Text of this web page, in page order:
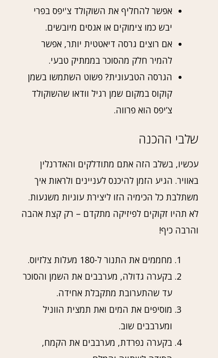
אפשר להחליף את השוקולד צ'יפס בפרי
יבש כמו צימוקים או אגסים מיובשים.
אם רוצים גרסה דיאטטית יותר, אפשר
להמיר חלק מהסוכר בממתיק טבעי.
הגרסה הטבעונית? פשוט השתמשו בשמן
קוקוס במקום שמן רגיל וודאו שהשוקולד
צ’יפס הוא פרווה.
שלבי ההכנה
עכשיו, בשלב הזה אתם מתודלקים והאדרנלין
באוויר. הגיע הזמן להיכנס לעניינים ולראות איך
משתלבת כל הכימיה הזו ליצירת עוגיות משגעות.
לא תהיו זקוקים לפיזיקה מתקדם – רק קצת אהבה
והרבה כיף!
מחממים את התנור ל-180 מעלות צלזיוס.
בקערה גדולה, מערבבים את השמן והסוכר
עד שהתערובת מתקבלת אחידה.
מוסיפים את המים ואת תמצית הווניל
ומערבבים שוב.
בקערה נפרדת, מערבבים את הקמח,